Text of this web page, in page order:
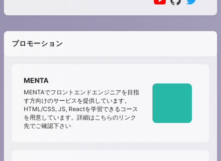
プロモーション
MENTA
MENTAでフロントエンドエンジニアを目指
す方向けのサービスを提供しています。
HTML/CSS, JS, Reactを学習できるコース
を用意しています。詳細はこちらのリンク
先でご確認下さい